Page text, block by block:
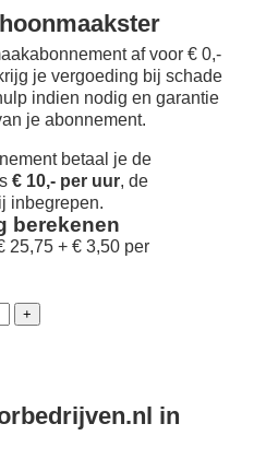
af voor € 0,-
je vergoeding bij schade
indien nodig en garantie
je abonnement.
betaal je de
€ 10,- per uur, de
inbegrepen.
berekenen
25,75 + € 3,50 per
in